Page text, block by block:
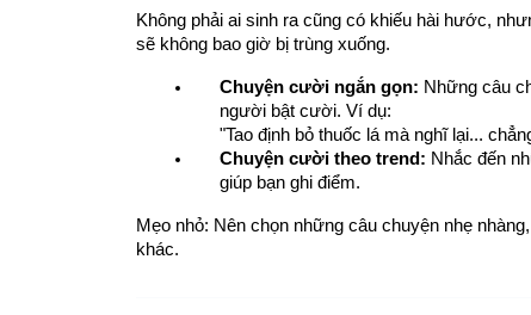
Không phải ai sinh ra cũng có khiếu hài hước,
sẽ không bao giờ bị trùng xuống.
Chuyện cười ngắn gọn: Những câu
người bật cười. Ví dụ:
"Tao định bỏ thuốc lá mà nghĩ lại...
Chuyện cười theo trend: Nhắc đến
giúp bạn ghi điểm.
Mẹo nhỏ: Nên chọn những câu chuyện nhẹ
khác.